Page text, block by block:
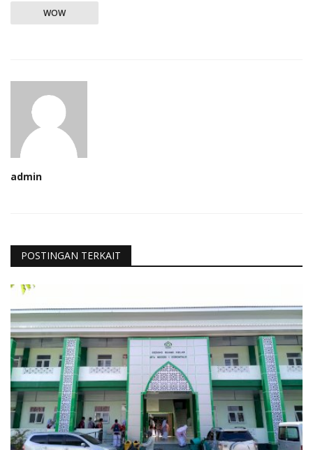
WOW
admin
POSTINGAN TERKAIT